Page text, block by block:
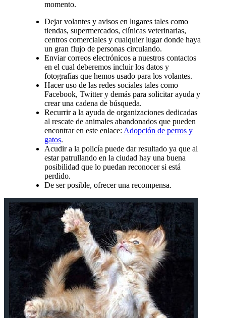
momento.
Dejar volantes y avisos en lugares tales como
tiendas, supermercados, clínicas veterinarias,
centros comerciales y cualquier lugar donde haya
un gran flujo de personas circulando.
Enviar correos electrónicos a nuestros contactos
en el cual deberemos incluir los datos y
fotografías que hemos usado para los volantes.
Hacer uso de las redes sociales tales como
Facebook, Twitter y demás para solicitar ayuda y
crear una cadena de búsqueda.
Recurrir a la ayuda de organizaciones dedicadas
al rescate de animales abandonados que pueden
encontrar en este enlace: Adopción de perros y
gatos.
Acudir a la policía puede dar resultado ya que al
estar patrullando en la ciudad hay una buena
posibilidad que lo puedan reconocer si está
perdido.
De ser posible, ofrecer una recompensa.